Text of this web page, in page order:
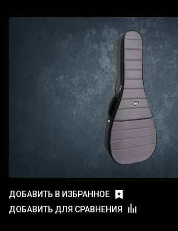
ДОБАВИТЬ В ИЗБРАННОЕ
ДОБАВИТЬ ДЛЯ СРАВНЕНИЯ